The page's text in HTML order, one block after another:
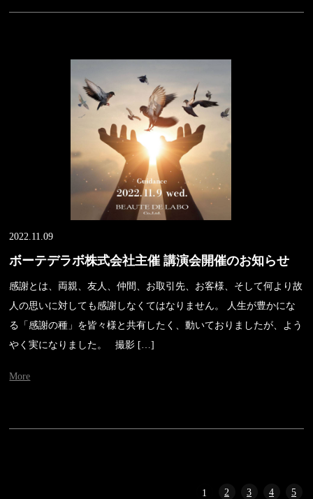
2022.11.09
ボーテデラボ株式会社主催 講演会開催のお知らせ
感謝とは、両親、友人、仲間、お取引先、お客様、そして何より故
人の思いに対しても感謝しなくてはなりません。 人生が豊かにな
る「感謝の種」を皆々様と共有したく、動いておりましたが、よう
やく実になりました。 撮影 […]
More
1 2 3 4 5